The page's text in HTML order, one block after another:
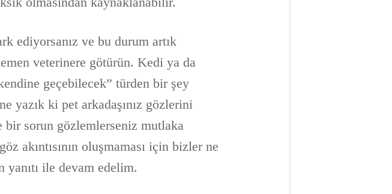
ediyorsanız ve bu durum artık
veterinere götürün. Kedi ya da
geçebilecek” türden bir şey
yazık ki pet arkadaşınız gözlerini
sorun gözlemlerseniz mutlaka
akıntısının oluşmaması için bizler ne
ile devam edelim.